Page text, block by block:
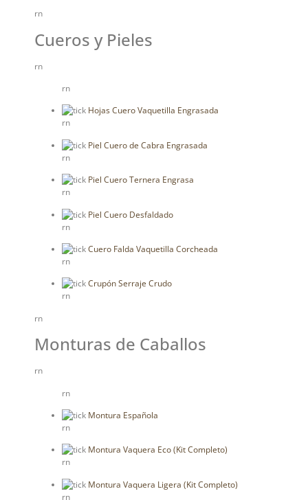
rn
Cueros y Pieles
rn
rn
Hojas Cuero Vaquetilla Engrasada
rn
Piel Cuero de Cabra Engrasada
rn
Piel Cuero Ternera Engrasa
rn
Piel Cuero Desfaldado
rn
Cuero Falda Vaquetilla Corcheada
rn
Crupón Serraje Crudo
rn
rn
Monturas de Caballos
rn
rn
Montura Española
rn
Montura Vaquera Eco (Kit Completo)
rn
Montura Vaquera Ligera (Kit Completo)
rn